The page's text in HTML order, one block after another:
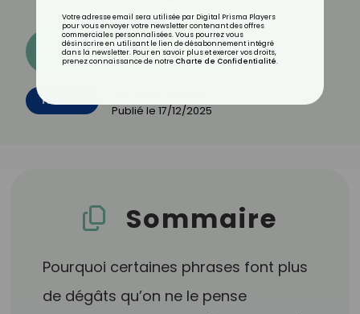
Découvrez les 11 menus CROQ
FAMILLE
Publié le 17/12/2025
Sommaire
Pourquoi certaines phrases font plus
de dégâts qu’on ne le pense
Votre adresse email sera utilisée par Digital Prisma Players
pour vous envoyer votre newsletter contenant des offres
commerciales personnalisées. Vous pourrez vous
désinscrire en utilisant le lien de désabonnement intégré
dans la newsletter. Pour en savoir plus et exercer vos droits,
prenez connaissance de notre Charte de Confidentialité.